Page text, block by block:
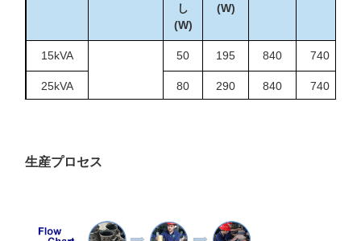
し
(W)
(W)
15kVA 50 195 840 740
25kVA 80 290 840 740
167kVA 435 1530
生産プロセス